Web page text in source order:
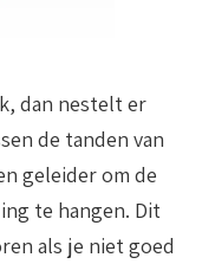
dan nestelt er
de tanden van
geleider om de
te hangen. Dit
als je niet goed